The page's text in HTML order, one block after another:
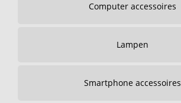
Computer accessoires
Lampen
Smartphone accessoires